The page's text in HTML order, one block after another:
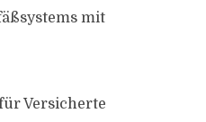
mit
Versicherte